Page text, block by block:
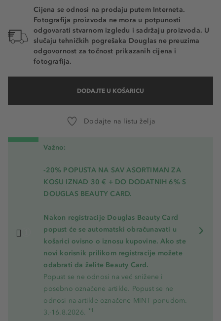
Cijena se odnosi na prodaju putem Interneta.
Fotografija proizvoda ne mora u potpunosti
odgovarati stvarnom izgledu i sadržaju proizvoda. U
slučaju tehničkih pogrešaka Douglas ne preuzima
odgovornost za točnost prikazanih cijena i
fotografija.
DODAJTE U KOŠARICU
Dodajte na listu želja
Važno:
-20% POPUSTA NA SAV ASORTIMAN ZA
KOSU IZNAD 30 € + DO DODATNIH 6% S
DOUGLAS BEAUTY CARD.
Nakon registracije Douglas Beauty Card
popust će se automatski obračunavati u
košarici ovisno o iznosu kupovine. Ako ste
novi korisnik prilikom registracije možete
odabrati da želite Beauty Card.
Popust se ne odnosi na već snižene i
posebno označene artikle. Popust se ne
odnosi na artikle označene MINT ponudom.
3.-16.8.2026. *1